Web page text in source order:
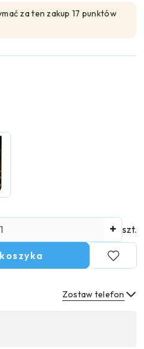
za ten zakup 17 punktów
szt.
Zostaw telefon